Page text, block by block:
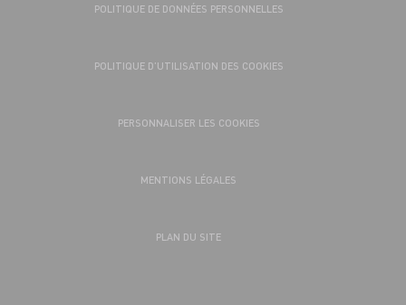
POLITIQUE DE DONNÉES PERSONNELLES
POLITIQUE D’UTILISATION DES COOKIES
PERSONNALISER LES COOKIES
MENTIONS LÉGALES
PLAN DU SITE